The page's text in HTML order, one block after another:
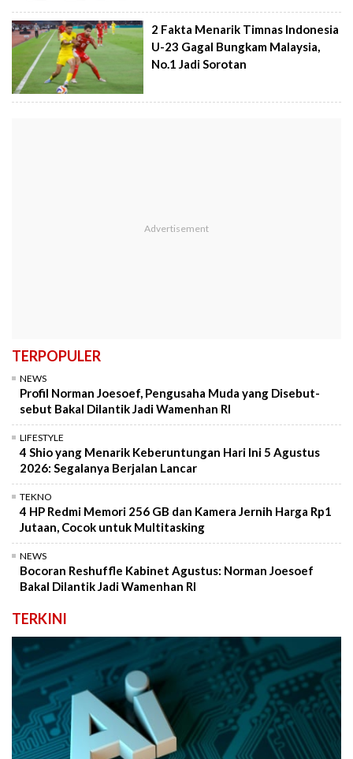
2 Fakta Menarik Timnas Indonesia
U-23 Gagal Bungkam Malaysia,
No.1 Jadi Sorotan
TERPOPULER
NEWS
Profil Norman Joesoef, Pengusaha Muda yang Disebut-
sebut Bakal Dilantik Jadi Wamenhan RI
LIFESTYLE
4 Shio yang Menarik Keberuntungan Hari Ini 5 Agustus
2026: Segalanya Berjalan Lancar
TEKNO
4 HP Redmi Memori 256 GB dan Kamera Jernih Harga Rp1
Jutaan, Cocok untuk Multitasking
NEWS
Bocoran Reshuffle Kabinet Agustus: Norman Joesoef
Bakal Dilantik Jadi Wamenhan RI
TERKINI